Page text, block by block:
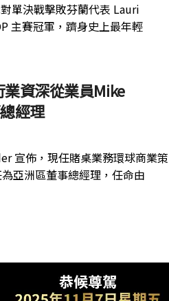
單決戰擊敗芬蘭代表 Lauri
主賽冠軍，躋身史上最年輕
資深從業員Mike
經理
宣佈，現任賭桌業務環球商業策
亞洲區董事總經理，任命由